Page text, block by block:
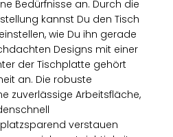
Bedürfnisse an. Durch die
kannst Du den Tisch
wie Du ihn gerade
Designs mit einer
der Tischplatte gehört
an. Die robuste
zuverlässige Arbeitsfläche,
verstauen